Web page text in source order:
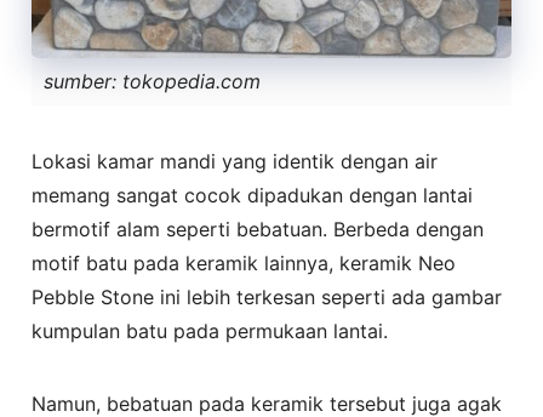
sumber: tokopedia.com
Lokasi kamar mandi yang identik dengan air
memang sangat cocok dipadukan dengan lantai
bermotif alam seperti bebatuan. Berbeda dengan
motif batu pada keramik lainnya, keramik Neo
Pebble Stone ini lebih terkesan seperti ada gambar
kumpulan batu pada permukaan lantai.
Namun, bebatuan pada keramik tersebut juga agak